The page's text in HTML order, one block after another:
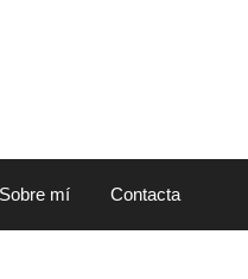
Sobre mí Contacta